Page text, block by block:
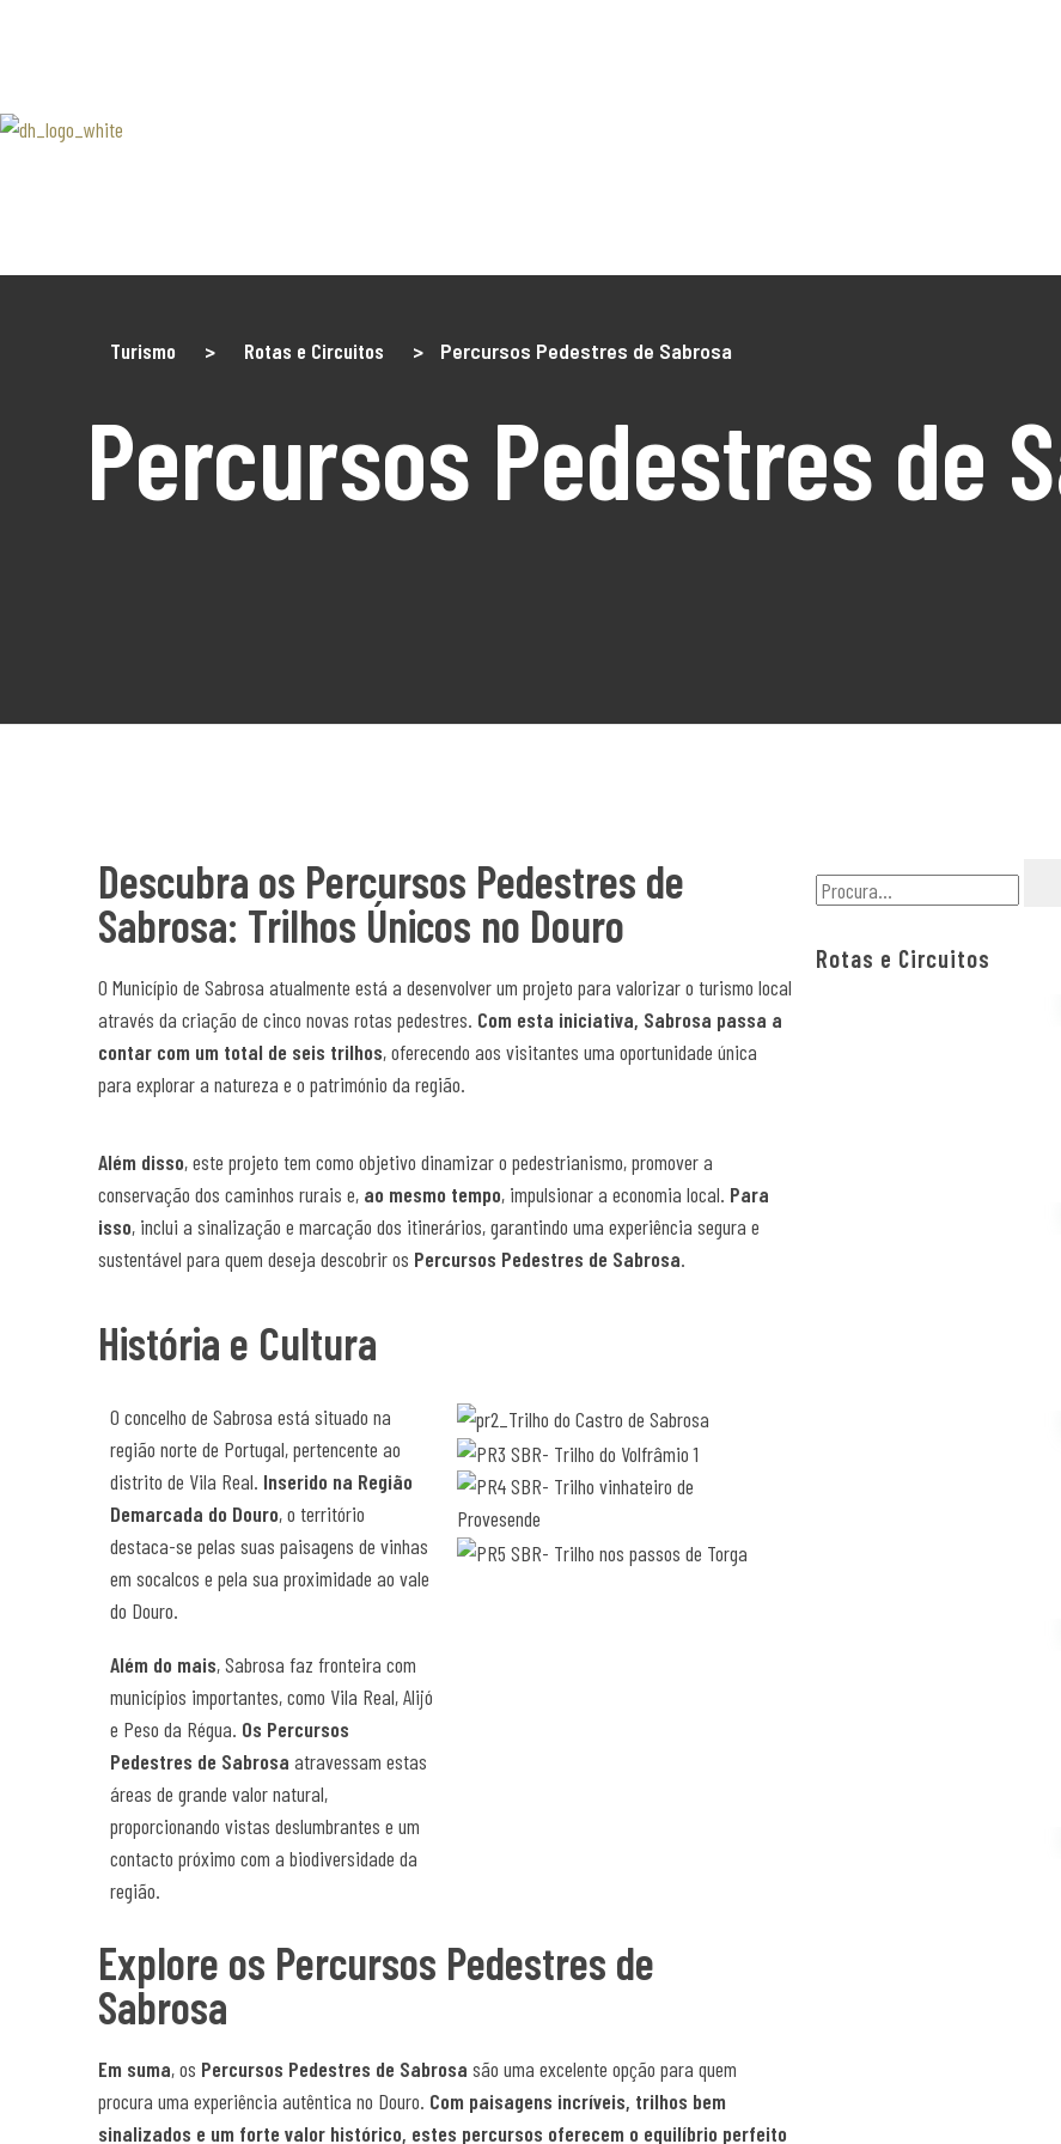
Turismo > Rotas e Circuitos > Percursos Pedestres de Sabrosa
Percursos Pedestres de
Descubra os Percursos Pedestres de
Sabrosa: Trilhos Únicos no Douro
O Município de Sabrosa atualmente está a desenvolver um projeto para valorizar o turismo local
através da criação de cinco novas rotas pedestres. Com esta iniciativa, Sabrosa passa a
contar com um total de seis trilhos, oferecendo aos visitantes uma oportunidade única
para explorar a natureza e o património da região.
Além disso, este projeto tem como objetivo dinamizar o pedestrianismo, promover a
conservação dos caminhos rurais e, ao mesmo tempo, impulsionar a economia local. Para
isso, inclui a sinalização e marcação dos itinerários, garantindo uma experiência segura e
sustentável para quem deseja descobrir os Percursos Pedestres de Sabrosa.
História e Cultura
O concelho de Sabrosa está situado na
região norte de Portugal, pertencente ao
distrito de Vila Real. Inserido na Região
Demarcada do Douro, o território
destaca-se pelas suas paisagens de vinhas
em socalcos e pela sua proximidade ao vale
do Douro.
Além do mais, Sabrosa faz fronteira com
municípios importantes, como Vila Real, Alijó
e Peso da Régua. Os Percursos
Pedestres de Sabrosa atravessam estas
áreas de grande valor natural,
proporcionando vistas deslumbrantes e um
contacto próximo com a biodiversidade da
região.
Explore os Percursos Pedestres de
Sabrosa
Em suma, os Percursos Pedestres de Sabrosa são uma excelente opção para quem
procura uma experiência autêntica no Douro. Com paisagens incríveis, trilhos bem
sinalizados e um forte valor histórico, estes percursos oferecem o equilíbrio perfeito
Rotas e Circuitos